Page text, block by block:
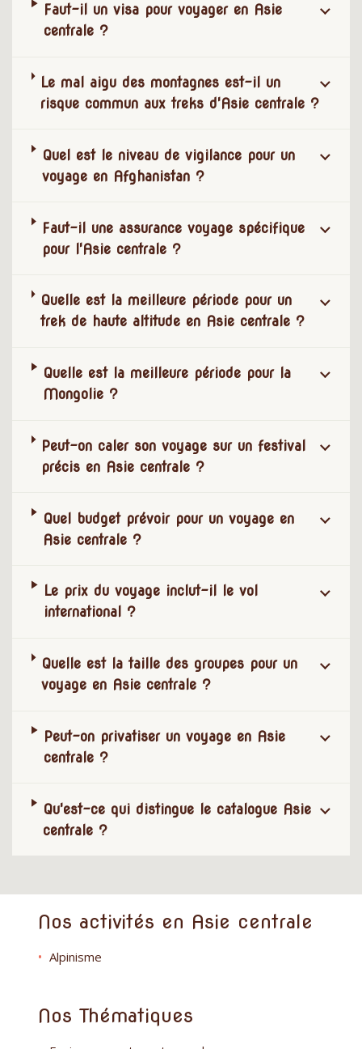
Faut-il un visa pour voyager en Asie
centrale ?
Le mal aigu des montagnes est-il un
risque commun aux treks d'Asie centrale ?
Quel est le niveau de vigilance pour un
voyage en Afghanistan ?
Faut-il une assurance voyage spécifique
pour l'Asie centrale ?
Quelle est la meilleure période pour un
trek de haute altitude en Asie centrale ?
Quelle est la meilleure période pour la
Mongolie ?
Peut-on caler son voyage sur un festival
précis en Asie centrale ?
Quel budget prévoir pour un voyage en
Asie centrale ?
Le prix du voyage inclut-il le vol
international ?
Quelle est la taille des groupes pour un
voyage en Asie centrale ?
Peut-on privatiser un voyage en Asie
centrale ?
Qu'est-ce qui distingue le catalogue Asie
centrale ?
Nos activités en Asie centrale
Alpinisme
Nos Thématiques